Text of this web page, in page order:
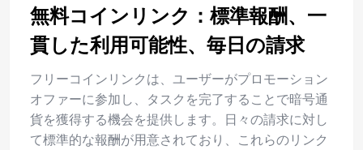
無料コインリンク：標準報酬、一
貫した利用可能性、毎日の請求
フリーコインリンクは、ユーザーがプロモーション
オファーに参加し、タスクを完了することで暗号通
貨を獲得する機会を提供します。日々の請求に対し
て標準的な報酬が用意されており、これらのリンク